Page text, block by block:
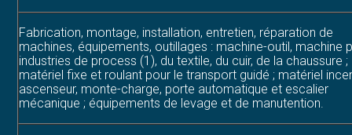
Fabrication, montage, installation, entretien, réparation de
machines, équipements, outillages : machine-outil, machine
industries de process (1), du textile, du cuir, de la chaussure ;
matériel fixe et roulant pour le transport guidé ; matériel
ascenseur, monte-charge, porte automatique et escalier
mécanique ; équipements de levage et de manutention.